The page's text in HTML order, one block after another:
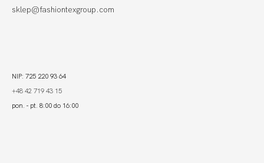
sklep@fashiontexgroup.com
NIP: 725 220 93 64
+48 42 719 43 15
pon. - pt. 8:00 do 16:00